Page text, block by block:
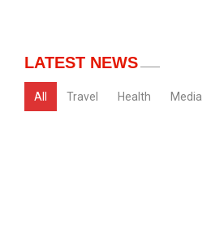
LATEST NEWS
All Travel Health Media